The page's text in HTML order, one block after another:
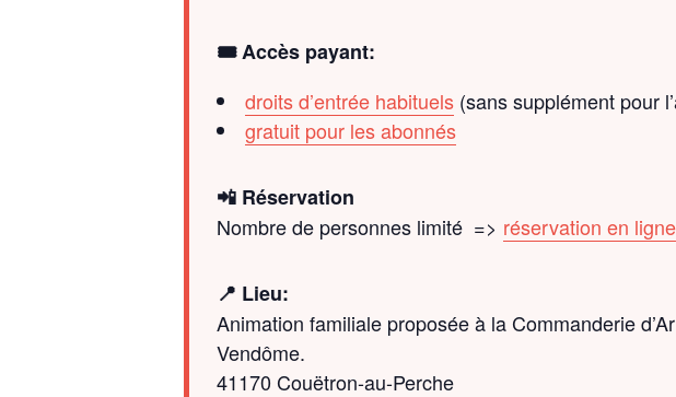
🎟️ Accès payant:
droits d’entrée habituels (sans supplément pour
gratuit pour les abonnés
📲 Réservation
Nombre de personnes limité => réservation en ligne
📍 Lieu:
Animation familiale proposée à la Commanderie
Vendôme.
41170 Couëtron-au-Perche